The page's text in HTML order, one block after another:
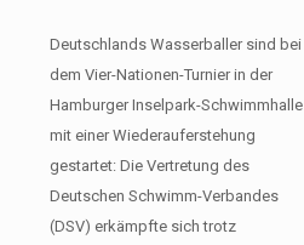
Deutschlands Wasserballer sind bei
dem Vier-Nationen-Turnier in der
Hamburger Inselpark-Schwimmhalle
mit einer Wiederauferstehung
gestartet: Die Vertretung des
Deutschen Schwimm-Verbandes
(DSV) erkämpfte sich trotz